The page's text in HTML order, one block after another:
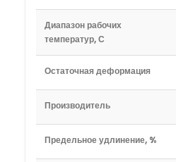
Диапазон рабочих
температур, С
Остаточная деформация
Производитель
Предельное удлинение, %